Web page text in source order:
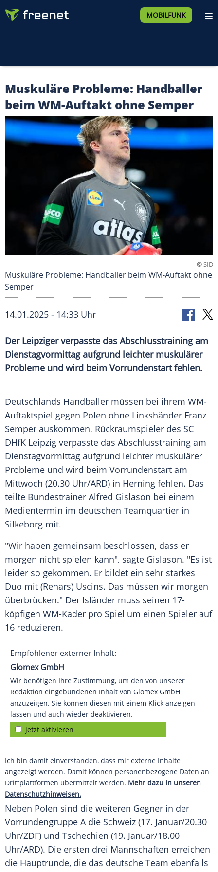
MOBILFUNK
Muskuläre Probleme: Handballer
beim WM-Auftakt ohne Semper
©SID
Muskuläre Probleme: Handballer beim WM-Auftakt ohne
Semper
14.01.2025 - 14:33 Uhr
Der Leipziger verpasste das Abschlusstraining am
Dienstagvormittag aufgrund leichter muskulärer
Probleme und wird beim Vorrundenstart fehlen.
Deutschlands Handballer müssen bei ihrem WM-
Auftaktspiel gegen Polen ohne Linkshänder Franz
Semper auskommen. Rückraumspieler des SC
DHfK Leipzig verpasste das Abschlusstraining am
Dienstagvormittag aufgrund leichter muskulärer
Probleme und wird beim Vorrundenstart am
Mittwoch (20.30 Uhr/ARD) in Herning fehlen. Das
teilte Bundestrainer Alfred Gislason bei einem
Medientermin im deutschen Teamquartier in
Silkeborg mit.
"Wir haben gemeinsam beschlossen, dass er
morgen nicht spielen kann", sagte Gislason. "Es ist
leider so gekommen. Er bildet ein sehr starkes
Duo mit (Renars) Uscins. Das müssen wir morgen
überbrücken." Der Isländer muss seinen 17-
köpfigen WM-Kader pro Spiel um einen Spieler auf
16 reduzieren.
Empfohlener externer Inhalt:
Glomex GmbH
Wir benötigen Ihre Zustimmung, um den von unserer
Redaktion eingebundenen Inhalt von Glomex GmbH
anzuzeigen. Sie können diesen mit einem Klick anzeigen
lassen und auch wieder deaktivieren.
jetzt aktivieren
Ich bin damit einverstanden, dass mir externe Inhalte
angezeigt werden. Damit können personenbezogene Daten an
Drittplattformen übermittelt werden. Mehr dazu in unseren
Datenschutzhinweisen.
Neben Polen sind die weiteren Gegner in der
Vorrundengruppe A die Schweiz (17. Januar/20.30
Uhr/ZDF) und Tschechien (19. Januar/18.00
Uhr/ARD). Die ersten drei Mannschaften erreichen
die Hauptrunde, die das deutsche Team ebenfalls